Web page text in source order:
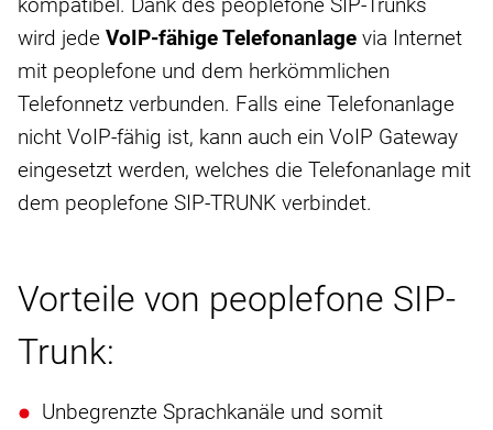
wird jede VoIP-fähige Telefonanlage via Internet
mit peoplefone und dem herkömmlichen
Telefonnetz verbunden. Falls eine Telefonanlage
nicht VoIP-fähig ist, kann auch ein VoIP Gateway
eingesetzt werden, welches die Telefonanlage mit
dem peoplefone SIP-TRUNK verbindet.
Vorteile von peoplefone SIP-
Trunk:
Unbegrenzte Sprachkanäle und somit